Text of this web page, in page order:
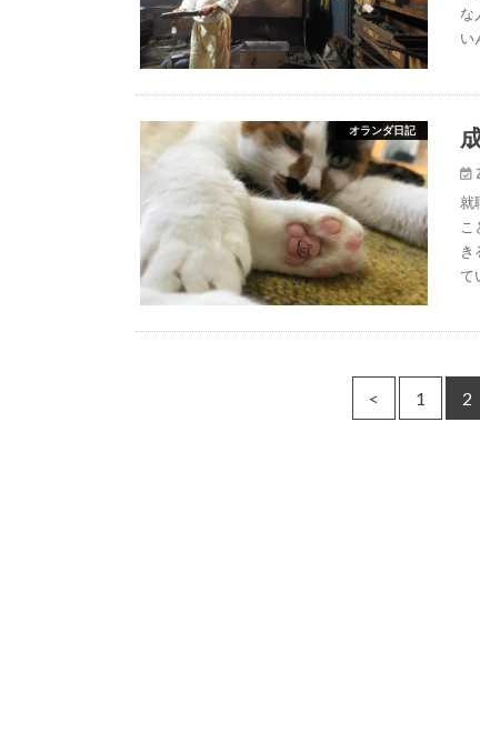
な
い
オランダ日記
就
き
て
< 1 2